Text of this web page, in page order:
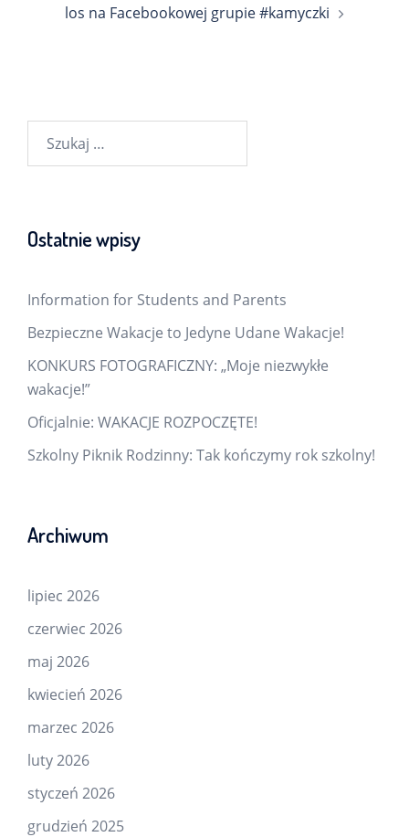
los na Facebookowej grupie #kamyczki
Ostatnie wpisy
Information for Students and Parents
Bezpieczne Wakacje to Jedyne Udane Wakacje!
KONKURS FOTOGRAFICZNY: „Moje niezwykłe
wakacje!”
Oficjalnie: WAKACJE ROZPOCZĘTE!
Szkolny Piknik Rodzinny: Tak kończymy rok szkolny!
Archiwum
lipiec 2026
czerwiec 2026
maj 2026
kwiecień 2026
marzec 2026
luty 2026
styczeń 2026
grudzień 2025